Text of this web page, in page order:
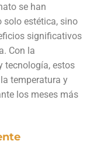
se han
estética, sino
significativos
Con la
tecnología, estos
temperatura y
los meses más